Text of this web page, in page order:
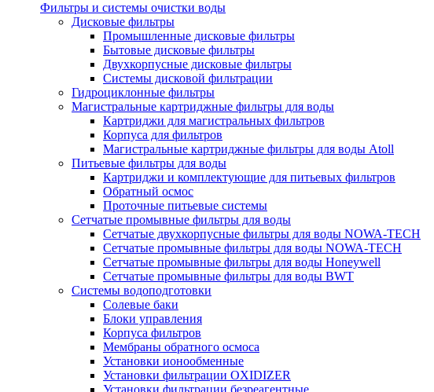
Фильтры и системы очистки воды
Дисковые фильтры
Промышленные дисковые фильтры
Бытовые дисковые фильтры
Двухкорпусные дисковые фильтры
Системы дисковой фильтрации
Гидроциклонные фильтры
Магистральные картриджные фильтры для воды
Картриджи для магистральных фильтров
Корпуса для фильтров
Магистральные картриджные фильтры для воды Atoll
Питьевые фильтры для воды
Картриджи и комплектующие для питьевых фильтров
Обратный осмос
Проточные питьевые системы
Сетчатые промывные фильтры для воды
Сетчатые двухкорпусные фильтры для воды NOWA-TECH
Сетчатые промывные фильтры для воды NOWA-TECH
Сетчатые промывные фильтры для воды Honeywell
Сетчатые промывные фильтры для воды BWT
Системы водоподготовки
Солевые баки
Блоки управления
Корпуса фильтров
Мембраны обратного осмоса
Установки ионообменные
Установки фильтрации OXIDIZER